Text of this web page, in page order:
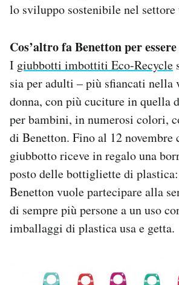
lo sviluppo sostenibile nel settore
Cos’altro fa Benetton per
I giubbotti imbottiti Eco-Recycle
sia per adulti – più sfiancati nella
donna, con più cuciture in quella
per bambini, in numerosi colori,
di Benetton. Fino al 12 novembre
giubbotto riceve in regalo una
posto delle bottigliette di
Benetton vuole partecipare alla
di sempre più persone a un uso
imballaggi di plastica usa e getta.